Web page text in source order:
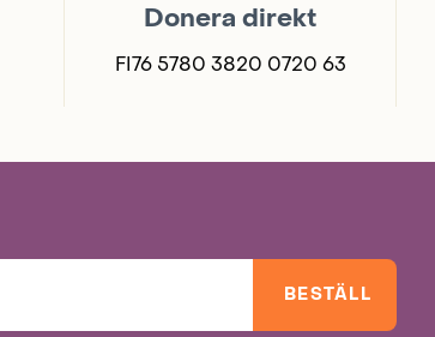
Donera direkt
FI76 5780 3820 0720 63
BESTÄLL